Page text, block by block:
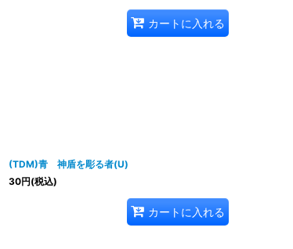
カートに入れる
(TDM)青 神盾を彫る者(U)
30円(税込)
カートに入れる